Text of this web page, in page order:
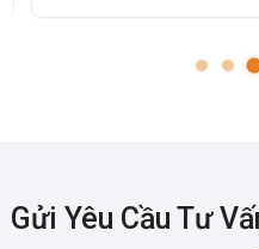
Gửi Yêu Cầu Tư